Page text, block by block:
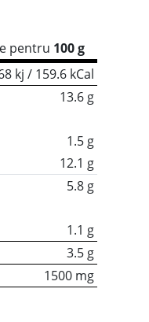
pentru 100 g
kj / 159.6 kCal
13.6 g
1.5 g
12.1 g
5.8 g
1.1 g
3.5 g
1500 mg